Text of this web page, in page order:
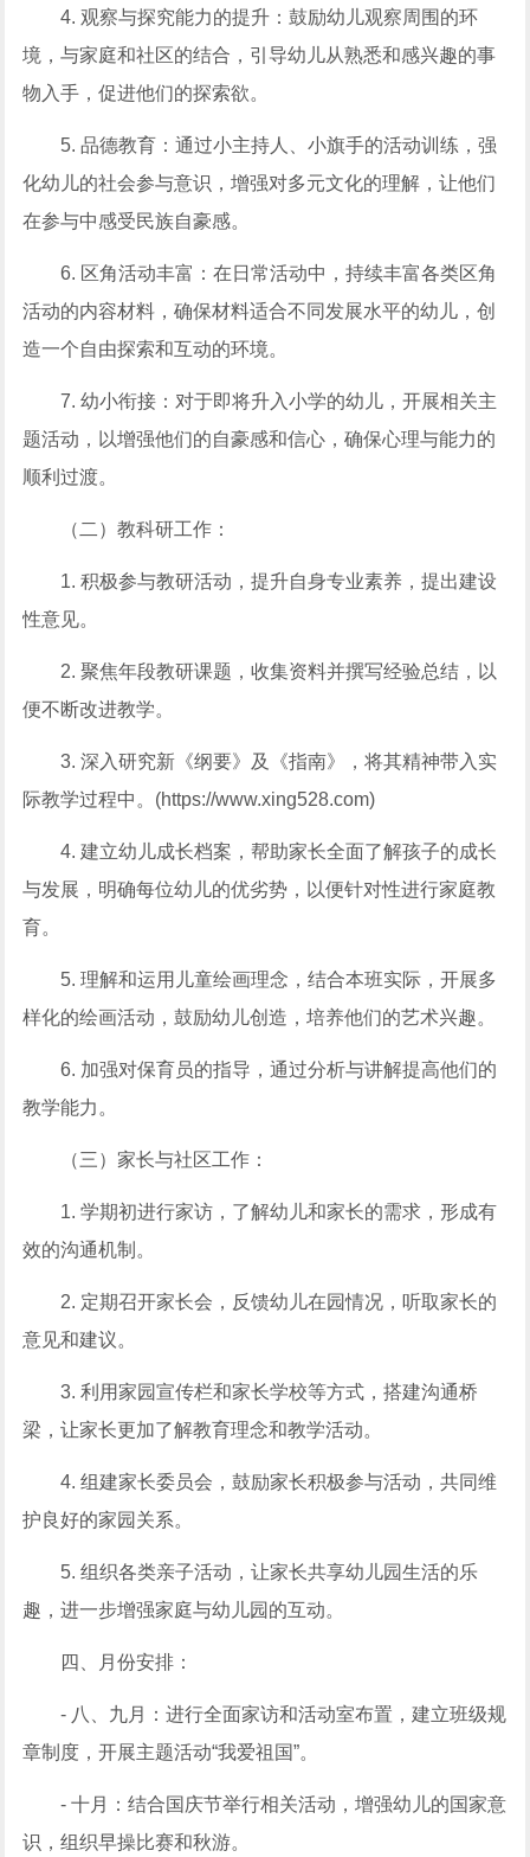
4. 观察与探究能力的提升：鼓励幼儿观察周围的环
境，与家庭和社区的结合，引导幼儿从熟悉和感兴趣的事
物入手，促进他们的探索欲。
5. 品德教育：通过小主持人、小旗手的活动训练，强
化幼儿的社会参与意识，增强对多元文化的理解，让他们
在参与中感受民族自豪感。
6. 区角活动丰富：在日常活动中，持续丰富各类区角
活动的内容材料，确保材料适合不同发展水平的幼儿，创
造一个自由探索和互动的环境。
7. 幼小衔接：对于即将升入小学的幼儿，开展相关主
题活动，以增强他们的自豪感和信心，确保心理与能力的
顺利过渡。
（二）教科研工作：
1. 积极参与教研活动，提升自身专业素养，提出建设
性意见。
2. 聚焦年段教研课题，收集资料并撰写经验总结，以
便不断改进教学。
3. 深入研究新《纲要》及《指南》，将其精神带入实
际教学过程中。(https://www.xing528.com)
4. 建立幼儿成长档案，帮助家长全面了解孩子的成长
与发展，明确每位幼儿的优劣势，以便针对性进行家庭教
育。
5. 理解和运用儿童绘画理念，结合本班实际，开展多
样化的绘画活动，鼓励幼儿创造，培养他们的艺术兴趣。
6. 加强对保育员的指导，通过分析与讲解提高他们的
教学能力。
（三）家长与社区工作：
1. 学期初进行家访，了解幼儿和家长的需求，形成有
效的沟通机制。
2. 定期召开家长会，反馈幼儿在园情况，听取家长的
意见和建议。
3. 利用家园宣传栏和家长学校等方式，搭建沟通桥
梁，让家长更加了解教育理念和教学活动。
4. 组建家长委员会，鼓励家长积极参与活动，共同维
护良好的家园关系。
5. 组织各类亲子活动，让家长共享幼儿园生活的乐
趣，进一步增强家庭与幼儿园的互动。
四、月份安排：
- 八、九月：进行全面家访和活动室布置，建立班级规
章制度，开展主题活动“我爱祖国”。
- 十月：结合国庆节举行相关活动，增强幼儿的国家意
识，组织早操比赛和秋游。